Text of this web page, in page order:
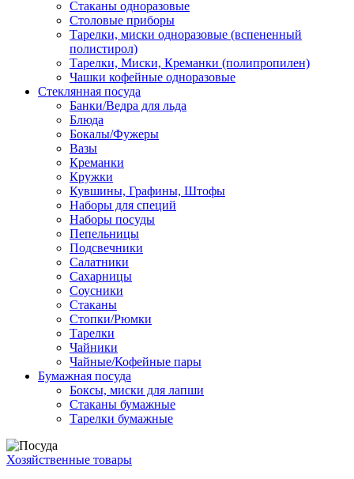
Стаканы одноразовые
Столовые приборы
Тарелки, миски одноразовые (вспененный
полистирол)
Тарелки, Миски, Креманки (полипропилен)
Чашки кофейные одноразовые
Стеклянная посуда
Банки/Ведра для льда
Блюда
Бокалы/Фужеры
Вазы
Креманки
Кружки
Кувшины, Графины, Штофы
Наборы для специй
Наборы посуды
Пепельницы
Подсвечники
Салатники
Сахарницы
Соусники
Стаканы
Стопки/Рюмки
Тарелки
Чайники
Чайные/Кофейные пары
Бумажная посуда
Боксы, миски для лапши
Стаканы бумажные
Тарелки бумажные
Хозяйственные товары